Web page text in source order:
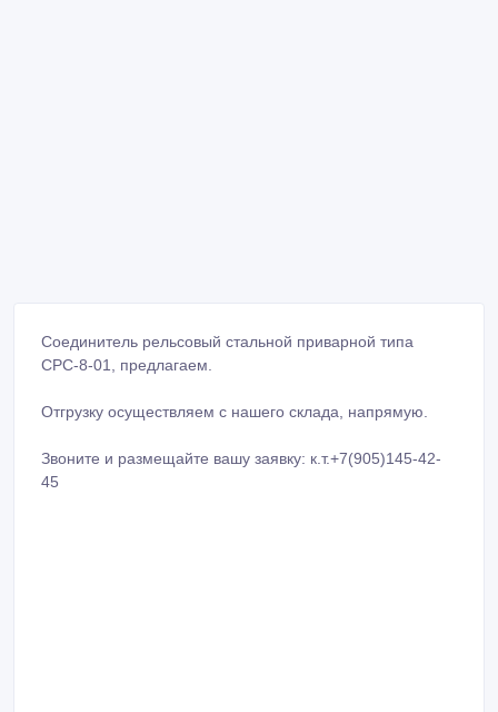
Соединитель рельсовый стальной приварной типа
СРС-8-01, предлагаем.
Отгрузку осуществляем с нашего склада, напрямую.
Звоните и размещайте вашу заявку: к.т.+7(905)145-42-
45